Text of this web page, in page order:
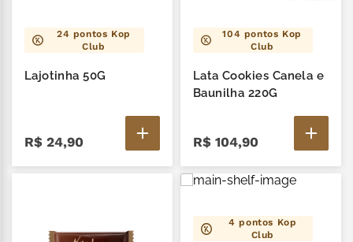
24 pontos Kop
Club
Lajotinha 50G
R$ 24,90
104 pontos Kop
Club
Lata Cookies Canela e
Baunilha 220G
R$ 104,90
4 pontos Kop
Club